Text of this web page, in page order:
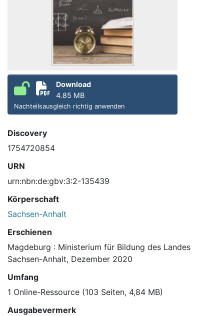
Download
4.85 MB
Nachteilsausgleich richtig anwenden
Discovery
1754720854
URN
urn:nbn:de:gbv:3:2-135439
Körperschaft
Sachsen-Anhalt
Erschienen
Magdeburg : Ministerium für Bildung des Landes
Sachsen-Anhalt, Dezember 2020
Umfang
1 Online-Ressource (103 Seiten, 4,84 MB)
Ausgabevermerk